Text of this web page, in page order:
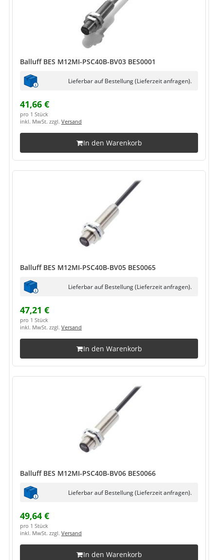
Balluff BES M12MI-PSC40B-BV03 BES0001
Lieferbar auf Bestellung (Lieferzeit anfragen).
41,66 €
pro 1 Stück
inkl. MwSt. zzgl. Versand
In den Warenkorb
Balluff BES M12MI-PSC40B-BV05 BES0065
Lieferbar auf Bestellung (Lieferzeit anfragen).
47,21 €
pro 1 Stück
inkl. MwSt. zzgl. Versand
In den Warenkorb
Balluff BES M12MI-PSC40B-BV06 BES0066
Lieferbar auf Bestellung (Lieferzeit anfragen).
49,64 €
pro 1 Stück
inkl. MwSt. zzgl. Versand
In den Warenkorb